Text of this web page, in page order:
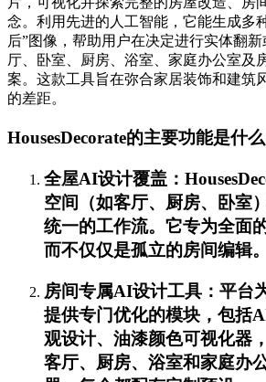
念。利用先进的人工智能，它能生成多
后”图像，帮助用户在决定进行实体翻
厅、卧室、厨房、浴室、家庭办公室及
案。这款工具旨在弥合家居装饰和建筑
的差距。
HousesDecorate的主要功能是什么
全屋AI设计覆盖：
空间（如客厅、厨房、卧室
统一的工作流。它专为全面
而不仅仅是孤立的房间编辑。
房间专属AI设计工具：平台
提供专门优化的模块，包括
观设计、油漆颜色可视化器
客厅、厨房、浴室和家庭办